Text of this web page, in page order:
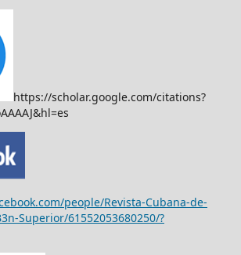
https://scholar.google.com/citations?
people/Revista-Cubana-de-
Superior/61552053680250/?